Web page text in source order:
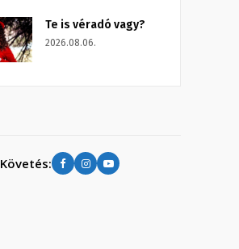
Te is véradó vagy?
2026.08.06.
Követés: